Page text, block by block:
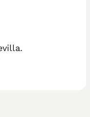
Este felino es